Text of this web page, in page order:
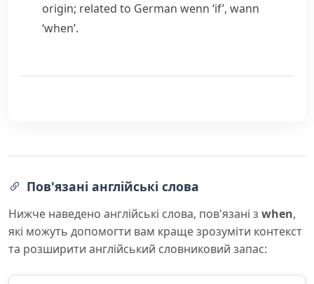
origin; related to German wenn ‘if’, wann
‘when’.
Пов'язані англійські слова
Нижче наведено англійські слова, пов'язані з when,
які можуть допомогти вам краще зрозуміти контекст
та розширити англійський словниковий запас: